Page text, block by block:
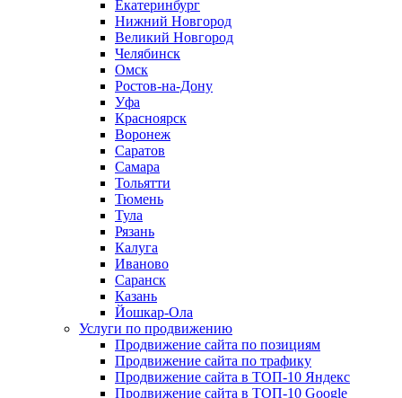
Екатеринбург
Нижний Новгород
Великий Новгород
Челябинск
Омск
Ростов-на-Дону
Уфа
Красноярск
Воронеж
Саратов
Самара
Тольятти
Тюмень
Тула
Рязань
Калуга
Иваново
Саранск
Казань
Йошкар-Ола
Услуги по продвижению
Продвижение сайта по позициям
Продвижение сайта по трафику
Продвижение сайта в ТОП-10 Яндекс
Продвижение сайта в ТОП-10 Google